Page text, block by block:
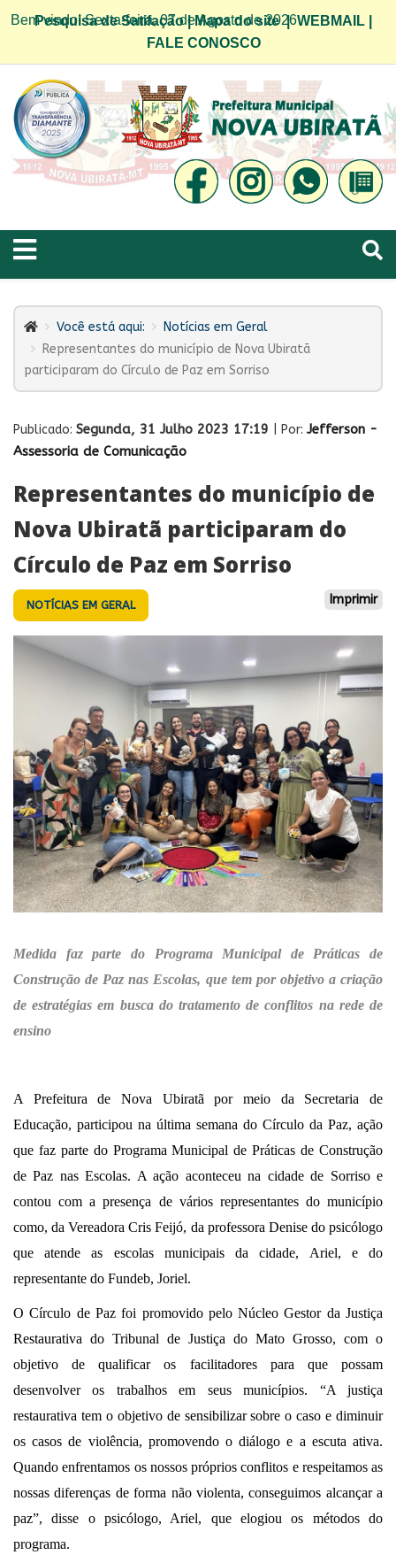
Bem vindo! Sexta-feira, 07 de Agosto de 2026
Pesquisa de Satifação|Mapa do site|WEBMAIL
FALE CONOSCO
Você está aqui:
Notícias em Geral
Representantes do município de Nova Ubiratã
participaram do Círculo de Paz em Sorriso
Publicado: Segunda, 31 Julho 2023 17:19 | Por: Jefferson -
Assessoria de Comunicação
Representantes do município de
Nova Ubiratã participaram do
Círculo de Paz em Sorriso
NOTÍCIAS EM GERAL Imprimir
Medida faz parte do Programa Municipal de Práticas de
Construção de Paz nas Escolas, que tem por objetivo a criação
de estratégias em busca do tratamento de conflitos na rede de
ensino
A Prefeitura de Nova Ubiratã por meio da Secretaria de
Educação, participou na última semana do Círculo da Paz, ação
que faz parte do Programa Municipal de Práticas de Construção
de Paz nas Escolas. A ação aconteceu na cidade de Sorriso e
contou com a presença de vários representantes do município
como, da Vereadora Cris Feijó, da professora Denise do psicólogo
que atende as escolas municipais da cidade, Ariel, e do
representante do Fundeb, Joriel.
O Círculo de Paz foi promovido pelo Núcleo Gestor da Justiça
Restaurativa do Tribunal de Justiça do Mato Grosso, com o
objetivo de qualificar os facilitadores para que possam
desenvolver os trabalhos em seus municípios. “A justiça
restaurativa tem o objetivo de sensibilizar sobre o caso e diminuir
os casos de violência, promovendo o diálogo e a escuta ativa.
Quando enfrentamos os nossos próprios conflitos e respeitamos as
nossas diferenças de forma não violenta, conseguimos alcançar a
paz”, disse o psicólogo, Ariel, que elogiou os métodos do
programa.